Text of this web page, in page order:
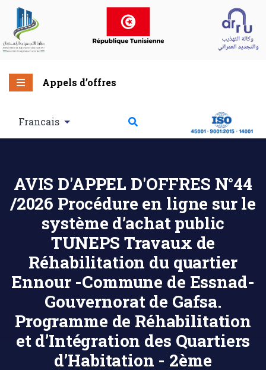
Appels d’offres
Francais
AVIS D'APPEL D'OFFRES N°44
/2026 Procédure en ligne sur le
système d’achat public
TUNEPS Travaux de
Réhabilitation du quartier
Ennour -Commune de Essnad-
Gouvernorat de Gafsa.
Programme de Réhabilitation
et d’Intégration des Quartiers
d’Habitation - 2ème